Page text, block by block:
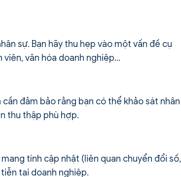
sự. Bạn hãy thu hẹp vào một vấn đề cụ
viên, văn hóa doanh nghiệp…
đảm bảo rằng bạn có thể khảo sát nhân
thu thập phù hợp.
tính cập nhật (liên quan chuyển đổi số,
tại doanh nghiệp.